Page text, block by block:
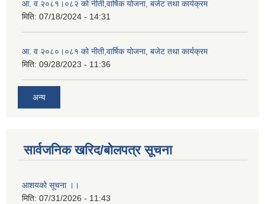
आ. व २०८१।०८२ को नीती,वार्षिक योजना, बजेट तथा कार्यक्रम
मिति: 07/18/2024 - 14:31
आ. व २०८०।०८१ को नीती,वार्षिक योजना, बजेट तथा कार्यक्रम
मिति: 09/28/2023 - 11:36
अन्य
सार्वजनिक खरिद/बोलपत्र सूचना
आशयको सूचना ।।
मिति: 07/31/2026 - 11:43